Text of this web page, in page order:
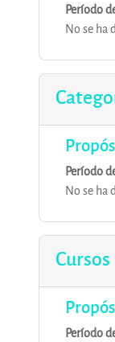
Período
No se ha
Período
No se ha
Cursos
Período